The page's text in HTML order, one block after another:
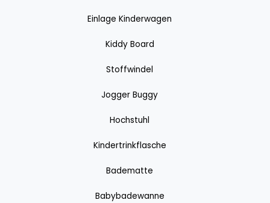
Einlage Kinderwagen
Kiddy Board
Stoffwindel
Jogger Buggy
Hochstuhl
Kindertrinkflasche
Badematte
Babybadewanne